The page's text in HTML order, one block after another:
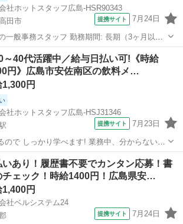
社ホットスタッフ広島-HSR90343
田市
提携サイト 7月24日
ッフ 勤務期間: 長期（3ヶ月以
関係を行う事務員さんを 募集します♪ 土日祝
一般事務
～40代活躍中／給与日払い可!《時給
円》広島市安佐南区の飲料メ…
1,300円
社ホットスタッフ広島-HSJ31346
提携サイト 7月23日
ので しっかり学べます! 業務中、分からないこ
ける職場なので 安心して働けますよ♪
＼お仕事の詳細♪/
般事務
いあり！履歴書不要でカンタン応募！書
チェック！時給1400円！広島県安…
1,400円
社ベルシステム24
提携サイト 7月24日